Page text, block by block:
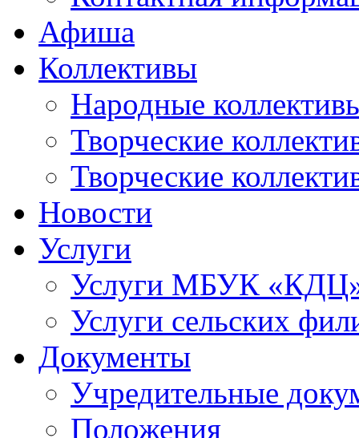
Афиша
Коллективы
Народные
Творческие
Творческие
Новости
Услуги
Услуги МБУК
Услуги сельских
Документы
Учредительные
Положения